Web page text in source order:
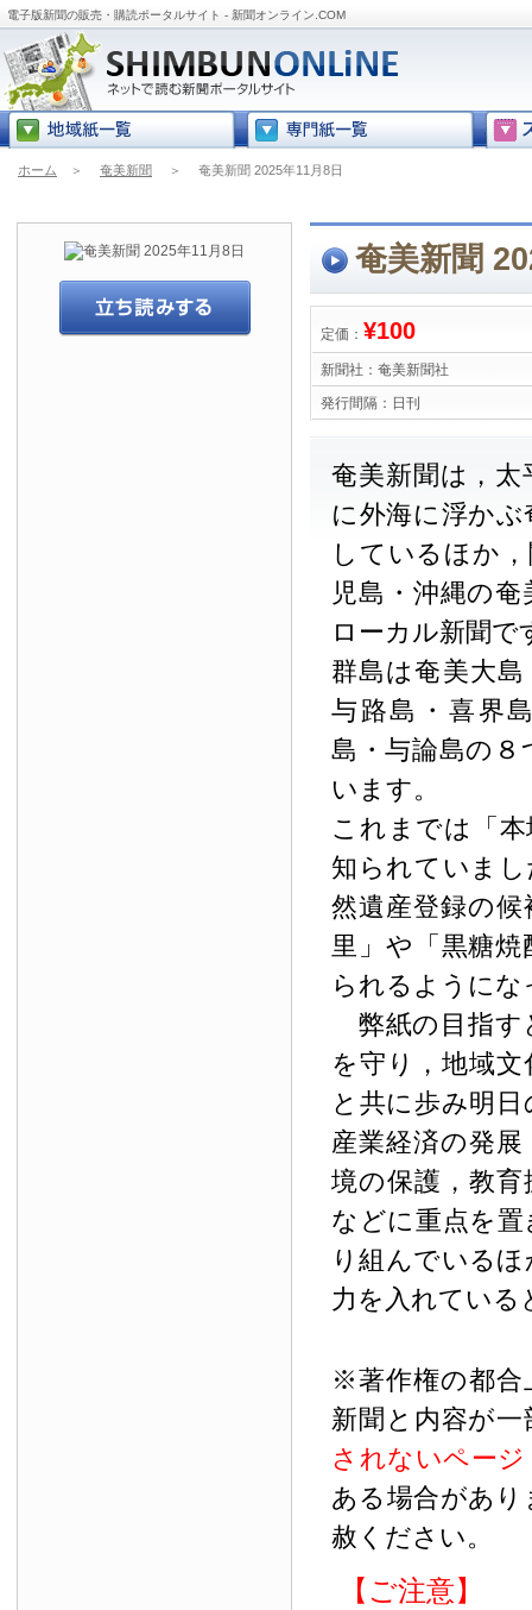
電子版新聞の販売・購読ポータルサイト - 新聞オンライン.COM
ホーム ＞ 奄美新聞 ＞ 奄美新聞 2025年11月8日
奄美新聞
定価： ¥100
新聞社： 奄美新聞社
発行間隔： 日刊
奄美新聞は，
に外海に浮か
しているほか
児島・沖縄の
ローカル新聞で
群島は奄美大
与路島・喜界
島・与論島の
います。
これまでは「
知られていま
然遺産登録の
里」や「黒糖
られるように
弊紙の目指す
を守り，地域
と共に歩み明
産業経済の発
境の保護，教
などに重点を
り組んでいる
力を入れている
※著作権の都合
新聞と内容が
されないペー
ある場合があ
赦ください。
【ご注意】